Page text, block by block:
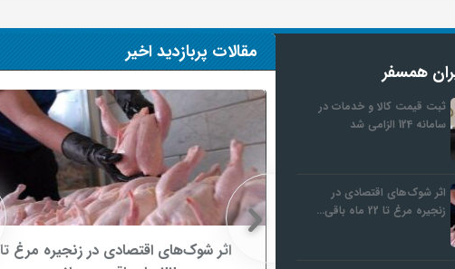
همسفر
ثبت قیمت کالا و خدمات در
سامانه 124 الزامی شد
اثر شوک‌های اقتصادی در
زنجیره مرغ تا 22 ماه باقی…
مقالات پربازدید اخیر
اثر شوک‌های اقتصادی در زنجیره مرغ تا